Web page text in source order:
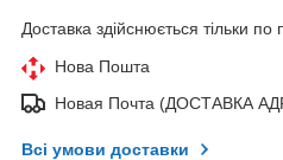
Доставка здійснюється тільки по
Нова Пошта
Новая Почта (ДОСТАВКА
Всі умови доставки